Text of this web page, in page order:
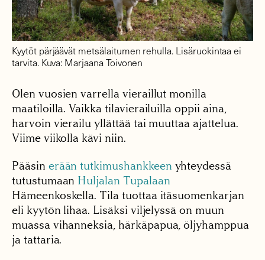
Kyytöt pärjäävät metsälaitumen rehulla. Lisäruokintaa ei
tarvita. Kuva: Marjaana Toivonen
Olen vuosien varrella vieraillut monilla
maatiloilla. Vaikka tilavierailuilla oppii aina,
harvoin vierailu yllättää tai muuttaa ajattelua.
Viime viikolla kävi niin.
Pääsin erään tutkimushankkeen yhteydessä
tutustumaan Huljalan Tupalaan
Hämeenkoskella. Tila tuottaa itäsuomenkarjan
eli kyytön lihaa. Lisäksi viljelyssä on muun
muassa vihanneksia, härkäpapua, öljyhamppua
ja tattaria.